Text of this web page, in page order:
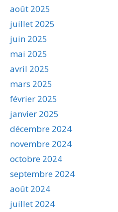
août 2025
juillet 2025
juin 2025
mai 2025
avril 2025
mars 2025
février 2025
janvier 2025
décembre 2024
novembre 2024
octobre 2024
septembre 2024
août 2024
juillet 2024